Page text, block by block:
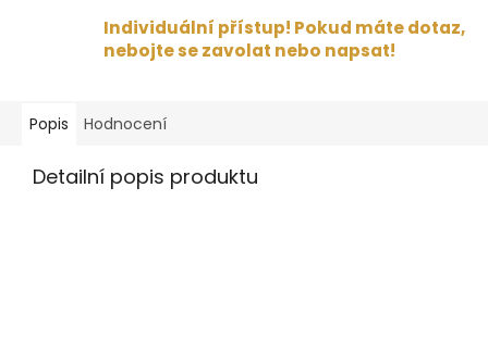
Individuální přístup! Pokud máte dotaz,
nebojte se zavolat nebo napsat!
Popis Hodnocení
Detailní popis produktu